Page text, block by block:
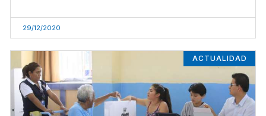
29/12/2020
ACTUALIDAD